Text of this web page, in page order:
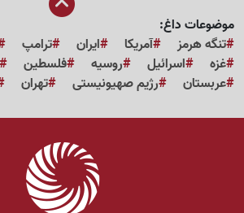
موضوعات داغ:
تنگه هرمز
آمریکا ایران ترامپ
غزه
اسرائیل روسیه فلسطین
عربستان
رژیم صهیونیستی تهران